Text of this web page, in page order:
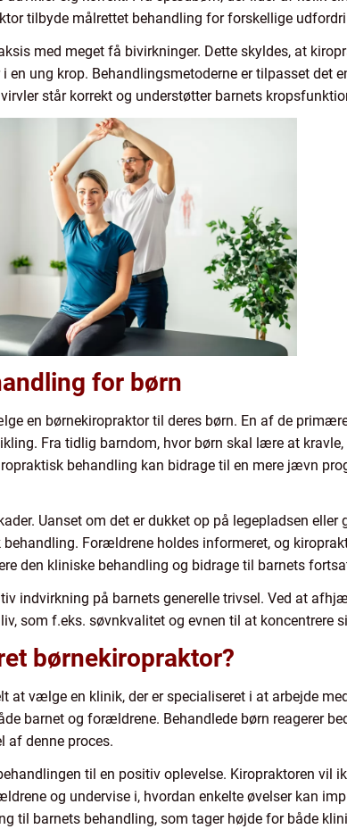
tilbyde målrettet behandling for forskellige
med meget få bivirkninger. Dette skyldes, at
ung krop. Behandlingsmetoderne er tilpasset det
står korrekt og understøtter barnets
for børn
en børnekiropraktor til deres børn. En af de
Fra tidlig barndom, hvor børn skal lære at
behandling kan bidrage til en mere jævn
Uanset om det er dukket op på legepladsen eller
Forældrene holdes informeret, og
den kliniske behandling og bidrage til barnets
indvirkning på barnets generelle trivsel. Ved at
som f.eks. søvnkvalitet og evnen til at koncentrere
børnekiropraktor?
at vælge en klinik, der er specialiseret i at arbejde
barnet og forældrene. Behandlede børn reagerer
af denne proces.
til en positiv oplevelse. Kiropraktoren vil
og undervise i, hvordan enkelte øvelser kan
til barnets behandling, som tager højde for både